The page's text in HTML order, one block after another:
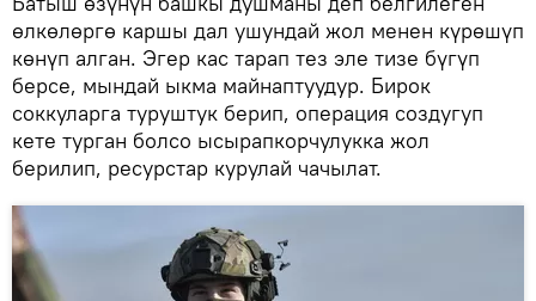
өлкөлөргө каршы дал ушундай жол менен күрөшүп
көнүп алган. Эгер кас тарап тез эле тизе бүгүп
берсе, мындай ыкма майнаптуудур. Бирок
соккуларга туруштук берип, операция создугуп
кете турган болсо ысырапкорчулукка жол
берилип, ресурстар курулай чачылат.